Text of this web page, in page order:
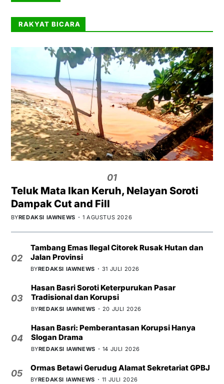
RAKYAT BICARA
01
Teluk Mata Ikan Keruh, Nelayan Soroti
Dampak Cut and Fill
BYREDAKSI IAWNEWS 1 AGUSTUS 2026
02
Tambang Emas Ilegal Citorek Rusak Hutan dan
Jalan Provinsi
BYREDAKSI IAWNEWS 31 JULI 2026
03
Hasan Basri Soroti Keterpurukan Pasar
Tradisional dan Korupsi
BYREDAKSI IAWNEWS 20 JULI 2026
04
Hasan Basri: Pemberantasan Korupsi Hanya
Slogan Drama
BYREDAKSI IAWNEWS 14 JULI 2026
05
Ormas Betawi Gerudug Alamat Sekretariat GPBJ
BYREDAKSI IAWNEWS 11 JULI 2026